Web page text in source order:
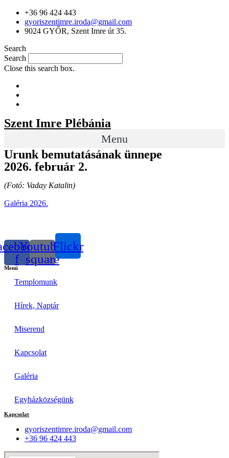
+36 96 424 443
gyoriszentimre.iroda@gmail.com
9024 GYŐR, Szent Imre út 35.
Search
Search
Close this search box.
Szent Imre Plébánia
Menu
Urunk bemutatásának ünnepe
2026. február 2.
(Fotó: Vaday Katalin)
Galéria 2026.
f
Youtube-
square
Flickr
Menü
Templomunk
Hírek, Naptár
Miserend
Kapcsolat
Galéria
Egyházközségünk
Kapcsolat
gyoriszentimre.iroda@gmail.com
+36 96 424 443